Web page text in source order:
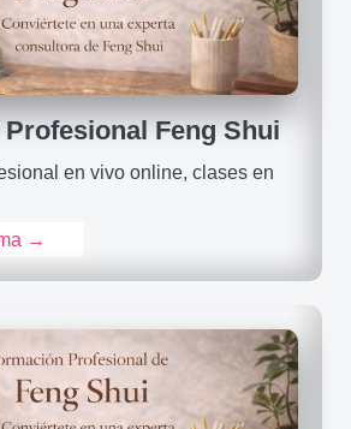
Feng Shui
en vivo online, clases en
→